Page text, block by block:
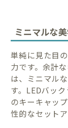
ミニマルな
単純に見た目
力です。余計
は、ミニマル
す。LEDバッ
のキーキャッ
性的なセット